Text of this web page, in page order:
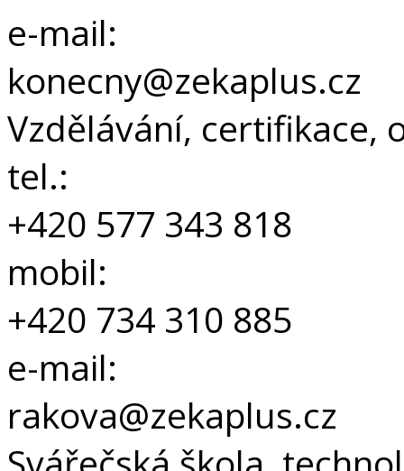
e-mail:
konecny@zekaplus.cz
Vzdělávání, certifikace,
tel.:
+420 577 343 818
mobil:
+420 734 310 885
e-mail:
rakova@zekaplus.cz